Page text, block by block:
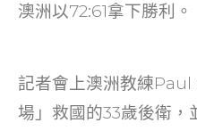
澳洲以72:61拿下勝利。
記者會上澳洲教練
場」救國的33歲後衛